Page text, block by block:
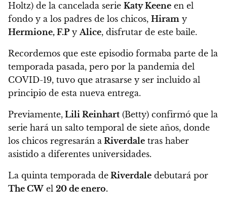
Holtz) de la cancelada serie Katy Keene en el
fondo y a los padres de los chicos, Hiram y
Hermione, F.PyAlice, disfrutar de este baile.
Recordemos que este episodio formaba parte de la
temporada pasada, pero por la pandemia del
COVID-19, tuvo que atrasarse y ser incluido al
principio de esta nueva entrega.
Previamente, Lili Reinhart (Betty) confirmó que la
serie hará un salto temporal de siete años, donde
los chicos regresarán a Riverdale tras haber
asistido a diferentes universidades.
La quinta temporada de Riverdale debutará por
The CW el 20 de enero.